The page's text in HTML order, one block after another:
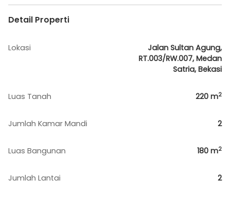
Detail Properti
Lokasi
Jalan Sultan Agung,
RT.003/RW.007, Medan
Satria, Bekasi
Luas Tanah 220 m2
Jumlah Kamar Mandi 2
Luas Bangunan 180 m2
Jumlah Lantai 2